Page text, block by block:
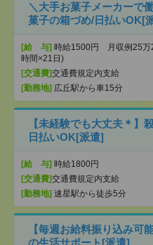
＼大手お菓子メーカーで
菓子の箱づめ/日払いOK[
[給 与] 時給1500円 月収例25万
時間×21日)
[交通費]交通費規定内支給
[勤務地] 広丘駅から車15分
【未経験でも大丈夫＊】
日払いOK[派遣]
[給 与] 時給1800円
[交通費]交通費規定内支給
[勤務地] 速星駅から徒歩5分
【毎週お給料振り込み可
の生活サポート[派遣]